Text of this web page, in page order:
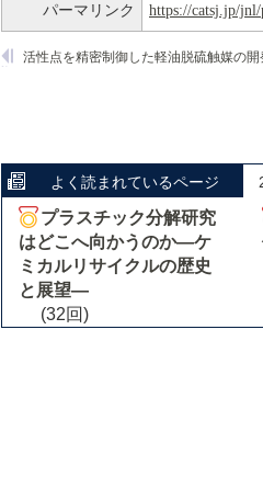
パーマリンク https://catsj.jp/jnl/
よく読まれているページ
プラスチック分解研究
はどこへ向かうのか―ケ
ミカルリサイクルの歴史
と展望―
(32回)